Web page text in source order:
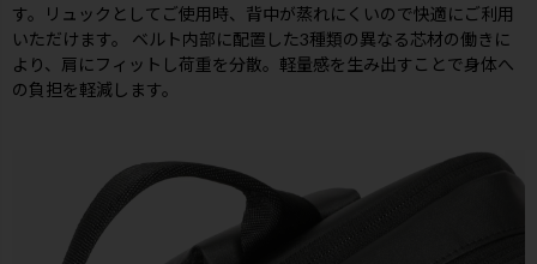
す。リュックとしてご使用時、背中が蒸れにくいので快適にご利用
いただけます。 ベルト内部に配置した3種類の異なる芯材の働きに
より、肩にフィットし荷重を分散。軽量感を生み出すことで身体へ
の負担を軽減します。